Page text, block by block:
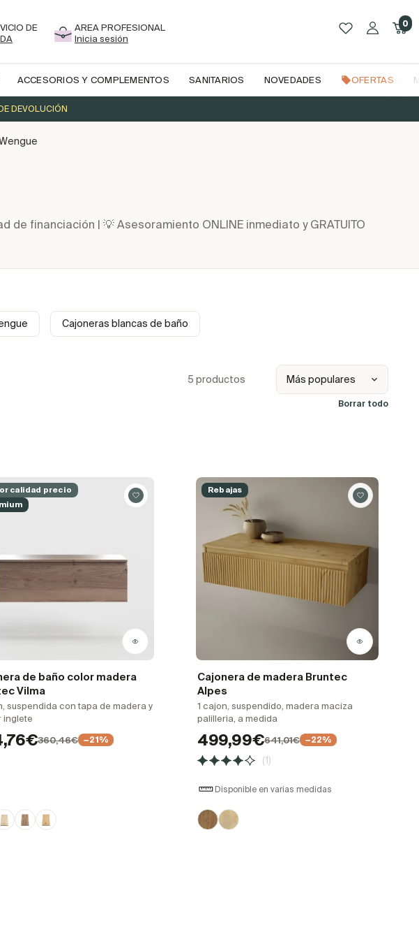
DE
AREA PROFESIONAL
Inicia sesión
0
ACCESORIOS Y COMPLEMENTOS SANITARIOS NOVEDADES OFERTAS
DEVOLUCIÓN
de financiación | 💡 Asesoramiento ONLINE inmediato y GRATUITO
Cajoneras blancas de baño
5 productos
Borrar todo
calidad precio
de baño color madera
Vilma
suspendida con tapa de madera y
inglete
360,46€ −21%
Rebajas
Cajonera de madera Bruntec
Alpes
1 cajon, suspendido, madera maciza
palilleria, a medida
499,99€641,01€ −22%
(1)
Disponible en varias medidas